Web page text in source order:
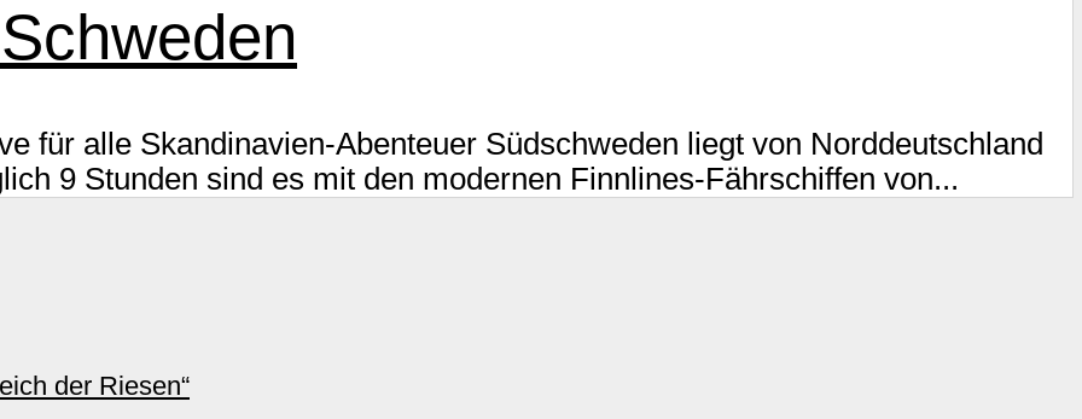
für alle Skandinavien-Abenteuer Südschweden liegt von Norddeutschland
9 Stunden sind es mit den modernen Finnlines-Fährschiffen von...
der Riesen“